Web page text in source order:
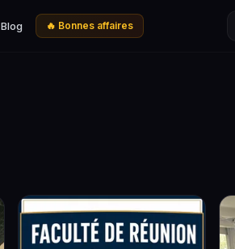
Blog 🔥 Bonnes affaires